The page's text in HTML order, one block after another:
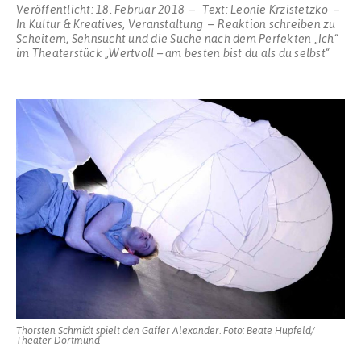
Veröffentlicht: 18. Februar 2018 Text:Leonie Krzistetzko
In Kultur & Kreatives, Veranstaltung Reaktion schreiben zu
Scheitern, Sehnsucht und die Suche nach dem Perfekten „Ich“
im Theaterstück „Wertvoll – am besten bist du als du selbst“
Thorsten Schmidt spielt den Gaffer Alexander. Foto: Beate Hupfeld/
Theater Dortmund